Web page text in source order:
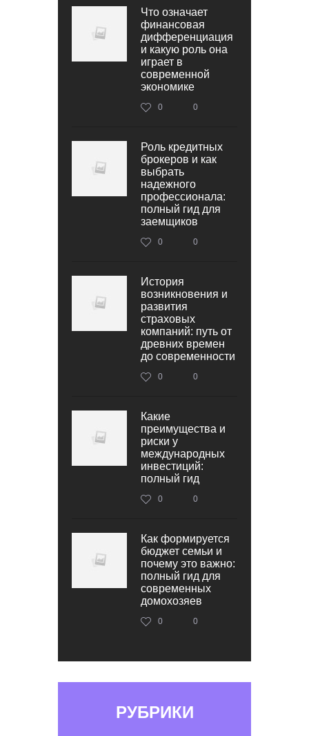
Что означает
финансовая
дифференциация
и какую роль она
играет в
современной
экономике
0 0
Роль кредитных
брокеров и как
выбрать
надежного
профессионала:
полный гид для
заемщиков
0 0
История
возникновения и
развития
страховых
компаний: путь от
древних времен
до современности
0 0
Какие
преимущества и
риски у
международных
инвестиций:
полный гид
0 0
Как формируется
бюджет семьи и
почему это важно:
полный гид для
современных
домохозяев
0 0
РУБРИКИ